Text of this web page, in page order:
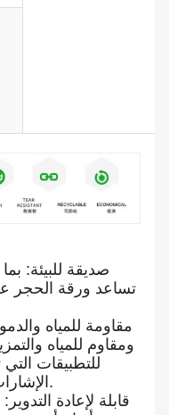
صديقة للبيئة: بما
تساعد ورقة الحجر
مقاومة للمياه
ومقاوم للمياه
للتطبيقات
الإشارات الخارجية والخرائط ،و القوائم.
قابلة لإعادة